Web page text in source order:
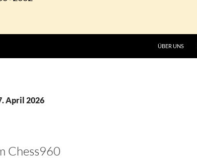
ÜBER UNS
April 2026
Chess960